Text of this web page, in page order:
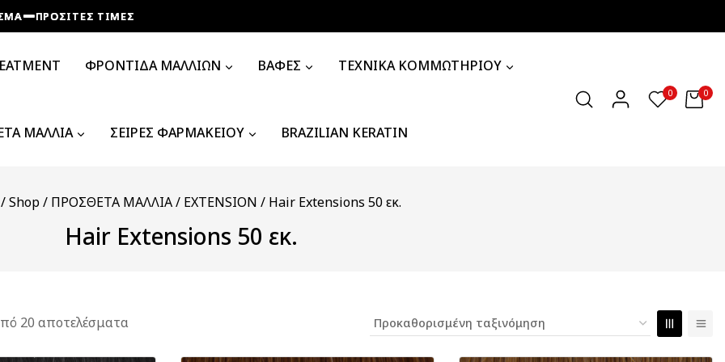
ΤΙΜΕΣ
ΤΙΜΕΣ
ΤΙΜΕΣ
ΤΙΜΕΣ
ΦΡΟΝΤΙΔΑ ΜΑΛΛΙΩΝ ΒΑΦΕΣ ΤΕΧΝΙΚΑ ΚΟΜΜΩΤΗΡΙΟΥ
ΜΑΛΛΙΑ ΣΕΙΡΕΣ ΦΑΡΜΑΚΕΙΟΥ BRAZILIAN KERATIN
0 0
/ Shop / ΠΡΟΣΘΕΤΑ ΜΑΛΛΙΑ / EXTENSION / Hair Extensions 50 εκ.
Hair Extensions 50 εκ.
20 αποτελέσματα